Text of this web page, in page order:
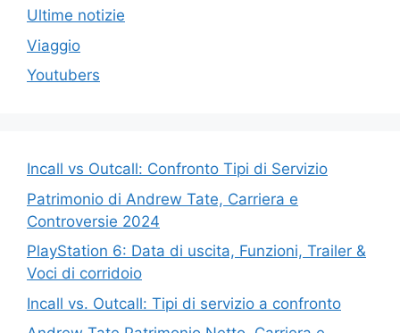
Ultime notizie
Viaggio
Youtubers
Incall vs Outcall: Confronto Tipi di Servizio
Patrimonio di Andrew Tate, Carriera e
Controversie 2024
PlayStation 6: Data di uscita, Funzioni, Trailer &
Voci di corridoio
Incall vs. Outcall: Tipi di servizio a confronto